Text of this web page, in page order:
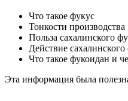
Что такое фукус
Тонкости производства
Польза сахалинского
Действие сахалинского
Что такое фукоидан и
Эта информация была